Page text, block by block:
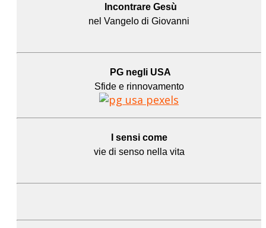
Incontrare Gesù
nel Vangelo di Giovanni
PG negli USA
Sfide e rinnovamento
I sensi come
vie di senso nella vita